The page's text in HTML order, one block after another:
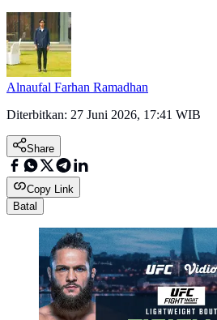
Alnaufal Farhan Ramadhan
Diterbitkan: 27 Juni 2026, 17:41 WIB
Share
Copy Link
Batal